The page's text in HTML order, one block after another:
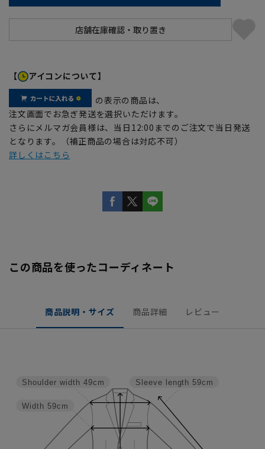
【 アイコンについて】
の表示の商品は、
注文画面でお急ぎ発送を選択いただけます。
さらにメルマガ会員様は、当日12:00までのご注文で当日発送
となります。（補正商品の場合は対応不可）
詳しくはこちら
この商品を使ったコーディネート
商品説明・サイズ 商品詳細 レビュー
Sleeve length 59cm
Width 59cm
Shoulder width 49cm